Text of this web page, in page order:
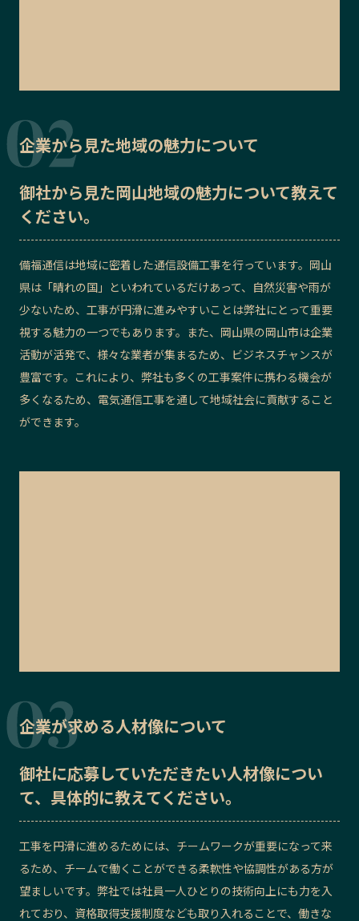
企業から見た地域の魅力について
御社から見た岡山地域の魅力について教えて
ください。
備福通信は地域に密着した通信設備工事を行っています。岡山
県は「晴れの国」といわれているだけあって、自然災害や雨が
少ないため、工事が円滑に進みやすいことは弊社にとって重要
視する魅力の一つでもあります。また、岡山県の岡山市は企業
活動が活発で、様々な業者が集まるため、ビジネスチャンスが
豊富です。これにより、弊社も多くの工事案件に携わる機会が
多くなるため、電気通信工事を通して地域社会に貢献すること
ができます。
企業が求める人材像について
御社に応募していただきたい人材像につい
て、具体的に教えてください。
工事を円滑に進めるためには、チームワークが重要になって来
るため、チームで働くことができる柔軟性や協調性がある方が
望ましいです。弊社では社員一人ひとりの技術向上にも力を入
れており、資格取得支援制度なども取り入れることで、働きな